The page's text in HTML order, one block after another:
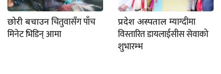
छोरी बचाउनचितुवासँग पाँच
मिनेट भिडिन् आमा
प्रदेश अस्पतालम्याग्दीमा
विस्तारित डायलाईसीस सेवाको
शुभारम्भ